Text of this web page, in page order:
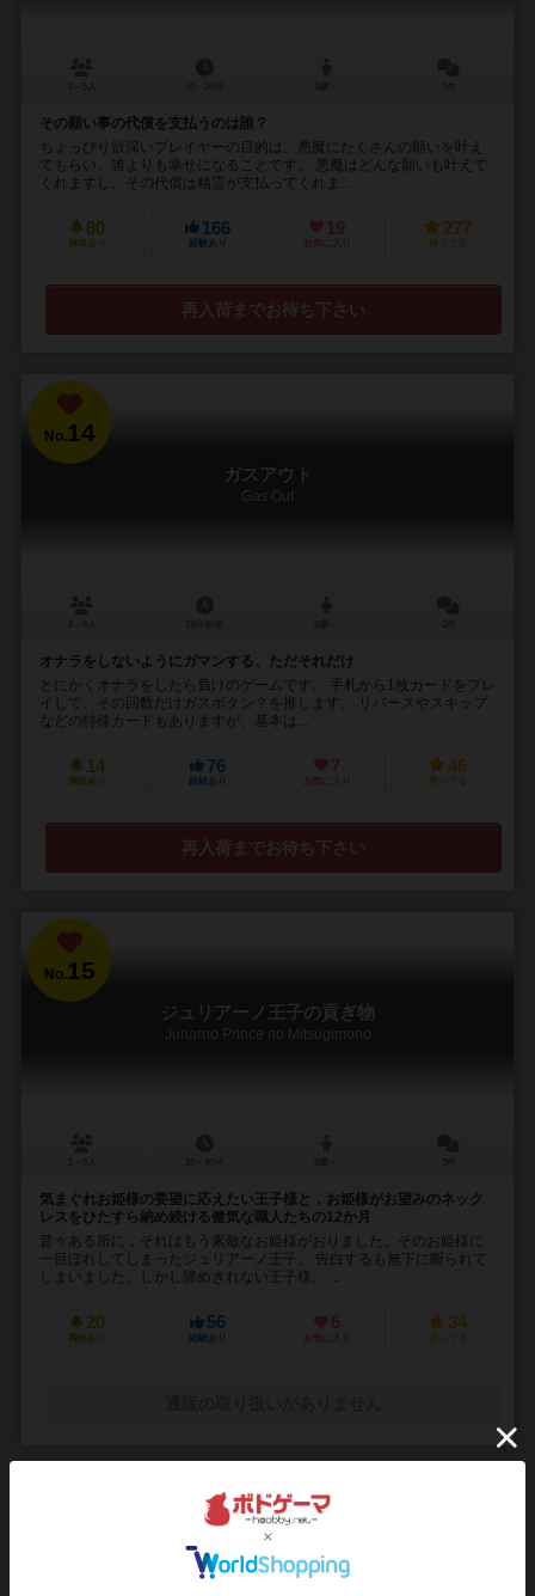
その願い事の代償を支払うのは誰？
ちょっぴり欲深いプレイヤーの目的は、悪魔にたくさんの願いを叶え
てもらい、誰よりも幸せになることです。 悪魔はどんな願いも叶えて
くれますし、その代償は精霊が支払ってくれま...
80
興味あり
166
経験あり
19
お気に入り
277
持ってる
再入荷までお待ち下さい
No.14
ガスアウト
Gas Out
オナラをしないようにガマンする、ただそれだけ
とにかくオナラをしたら負けのゲームです。 手札から1枚カードをプレ
イして、その回数だけガスボタン？を推します。 リバースやスキップ
などの特殊カードもありますが、基本は...
14
興味あり
76
経験あり
7
お気に入り
46
持ってる
再入荷までお待ち下さい
No.15
ジュリアーノ王子の貢ぎ物
Juriarno Prince no Mitsugimono
気まぐれお姫様の要望に応えたい王子様と，お姫様がお望みのネック
レスをひたすら納め続ける健気な職人たちの12か月
昔々ある所に，それはもう素敵なお姫様がおりました。そのお姫様に
一目ぼれしてしまったジュリアーノ王子。 告白するも無下に断られて
しまいました。しかし諦めきれない王子様。 ...
20
興味あり
56
経験あり
6
お気に入り
34
持ってる
ファジーズ